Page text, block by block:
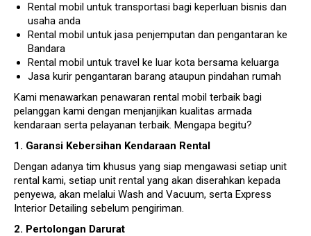
Rental mobil untuk transportasi bagi keperluan bisnis dan
usaha anda
Rental mobil untuk jasa penjemputan dan pengantaran ke
Bandara
Rental mobil untuk travel ke luar kota bersama keluarga
Jasa kurir pengantaran barang ataupun pindahan rumah
Kami menawarkan penawaran rental mobil terbaik bagi
pelanggan kami dengan menjanjikan kualitas armada
kendaraan serta pelayanan terbaik. Mengapa begitu?
1. Garansi Kebersihan Kendaraan Rental
Dengan adanya tim khusus yang siap mengawasi setiap unit
rental kami, setiap unit rental yang akan diserahkan kepada
penyewa, akan melalui Wash and Vacuum, serta Express
Interior Detailing sebelum pengiriman.
2. Pertolongan Darurat